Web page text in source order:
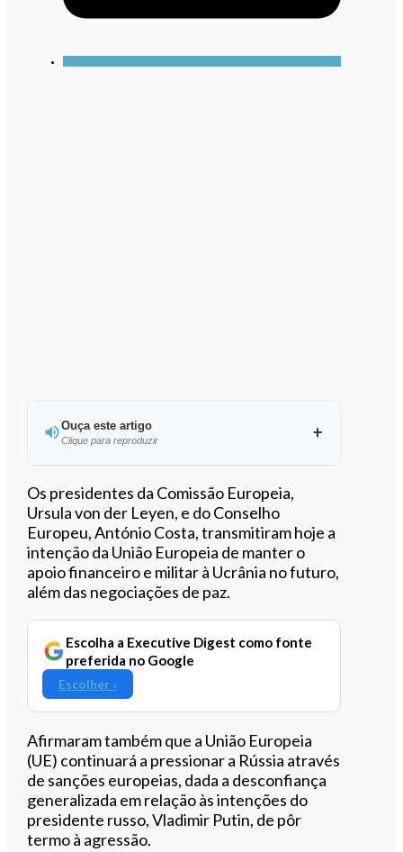
Ouça este artigo
Clique para reproduzir
Ouvir este artigo
Os presidentes da Comissão Europeia,
Ursula von der Leyen, e do Conselho
Europeu, António Costa, transmitiram hoje a
intenção da União Europeia de manter o
apoio financeiro e militar à Ucrânia no futuro,
além das negociações de paz.
Escolha a Executive Digest como fonte
preferida no Google
Escolher ›
Afirmaram também que a União Europeia
(UE) continuará a pressionar a Rússia através
de sanções europeias, dada a desconfiança
generalizada em relação às intenções do
presidente russo, Vladimir Putin, de pôr
termo à agressão.